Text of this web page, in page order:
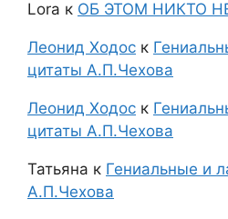
Lora к ОБ ЭТОМ НИКТО
Леонид Ходос к
цитаты А.П.Чехова
Леонид Ходос к
цитаты А.П.Чехова
Татьяна к Гениальные и
А.П.Чехова